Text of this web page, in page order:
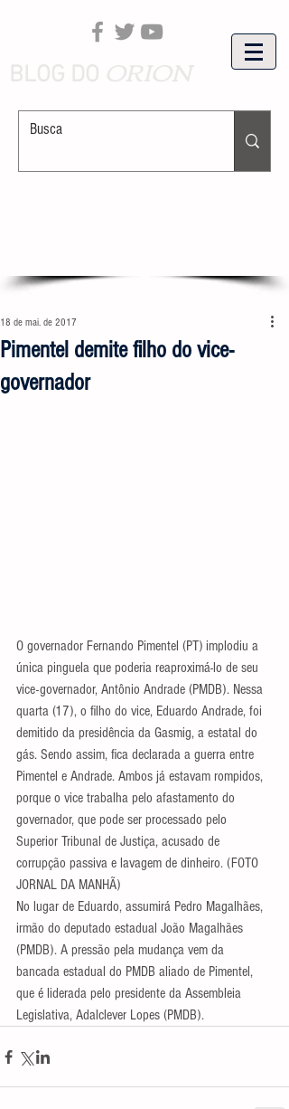
Pimentel demite filho do vice-
governador
18 de mai. de 2017
O governador Fernando Pimentel (PT) implodiu a
única pinguela que poderia reaproximá-lo de seu
vice-governador, Antônio Andrade (PMDB). Nessa
quarta (17), o filho do vice, Eduardo Andrade, foi
demitido da presidência da Gasmig, a estatal do
gás. Sendo assim, fica declarada a guerra entre
Pimentel e Andrade. Ambos já estavam rompidos,
porque o vice trabalha pelo afastamento do
governador, que pode ser processado pelo
Superior Tribunal de Justiça, acusado de
corrupção passiva e lavagem de dinheiro. (FOTO
JORNAL DA MANHÃ)
No lugar de Eduardo, assumirá Pedro Magalhães,
irmão do deputado estadual João Magalhães
(PMDB). A pressão pela mudança vem da
bancada estadual do PMDB aliado de Pimentel,
que é liderada pelo presidente da Assembleia
Legislativa, Adalclever Lopes (PMDB).